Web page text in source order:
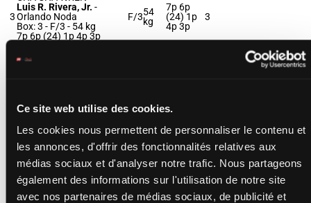
Ce site web utilise des cookies.
Les cookies nous permettent de personnaliser le contenu et
les annonces, d'offrir des fonctionnalités relatives aux
médias sociaux et d'analyser notre trafic. Nous partageons
également des informations sur l'utilisation de notre site
avec nos partenaires de médias sociaux, de publicité et
3
Luis R. Rivera, Jr. -
Orlando Noda
Box: 3 - F/3 - 54 kg
7p 6p (24) 1p 4p 3p
F/354
kg
7p 6p
(24) 1p
4p 3p
3
Box: 4 -
F/4 -
56 kg
10p 3p 9p 5p 7p
LUCKY AND GORGEOUS
Lane J. Luzzi-Charlton
Baker
Box: 5 -F/4 -56 kg
10p 6p 7p 8p 1p
F/456
10p 6p
7p 8p 1p
5